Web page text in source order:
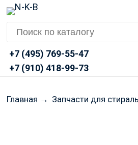
+7 (495) 769-55-47
+7 (910) 418-99-73
Главная → Запчасти для